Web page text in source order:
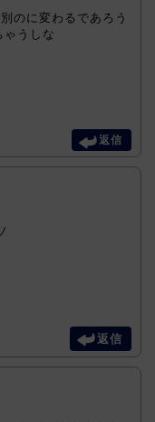
のに変わるであろう
うしな
返信
返信